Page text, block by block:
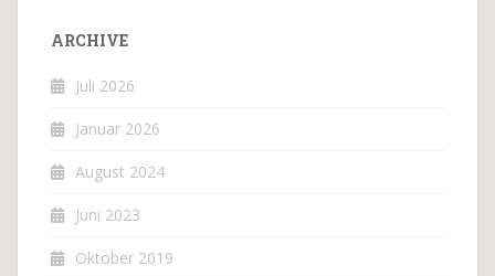
ARCHIVE
Juli 2026
Januar 2026
August 2024
Juni 2023
Oktober 2019